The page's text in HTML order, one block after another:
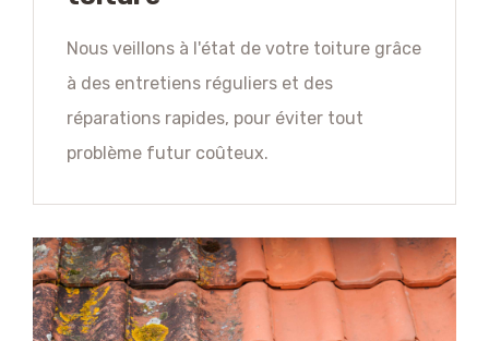
Nous veillons à l'état de votre toiture grâce
à des entretiens réguliers et des
réparations rapides, pour éviter tout
problème futur coûteux.